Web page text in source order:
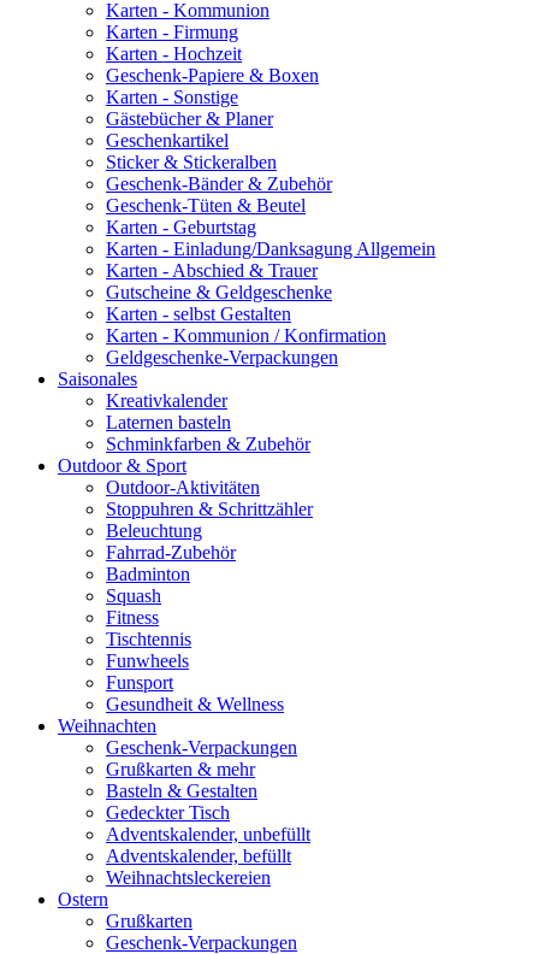
Karten - Kommunion
Karten - Firmung
Karten - Hochzeit
Geschenk-Papiere & Boxen
Karten - Sonstige
Gästebücher & Planer
Geschenkartikel
Sticker & Stickeralben
Geschenk-Bänder & Zubehör
Geschenk-Tüten & Beutel
Karten - Geburtstag
Karten - Einladung/Danksagung Allgemein
Karten - Abschied & Trauer
Gutscheine & Geldgeschenke
Karten - selbst Gestalten
Karten - Kommunion / Konfirmation
Geldgeschenke-Verpackungen
Saisonales
Kreativkalender
Laternen basteln
Schminkfarben & Zubehör
Outdoor & Sport
Outdoor-Aktivitäten
Stoppuhren & Schrittzähler
Beleuchtung
Fahrrad-Zubehör
Badminton
Squash
Fitness
Tischtennis
Funwheels
Funsport
Gesundheit & Wellness
Weihnachten
Geschenk-Verpackungen
Grußkarten & mehr
Basteln & Gestalten
Gedeckter Tisch
Adventskalender, unbefüllt
Adventskalender, befüllt
Weihnachtsleckereien
Ostern
Grußkarten
Geschenk-Verpackungen